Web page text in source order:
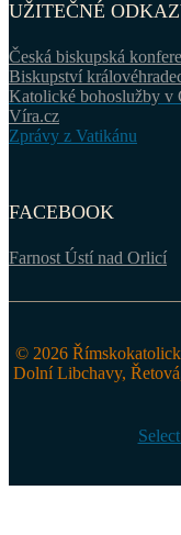
UŽITEČNÉ
Česká biskupská
Biskupství
Katolické bohoslužby v
Víra.cz
Zprávy z Vatikánu
FACEBOOK
Farnost Ústí nad Orlicí
© 2026
Dolní Libchavy,